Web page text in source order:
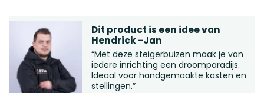
Dit product is een idee van
Hendrick -Jan
“Met deze steigerbuizen maak je van
iedere inrichting een droomparadijs.
Ideaal voor handgemaakte kasten en
stellingen.”